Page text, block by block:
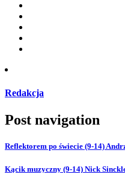
Redakcja
Post navigation
Reflektorem po świecie (9-14)
Kącik muzyczny (9-14) Nick